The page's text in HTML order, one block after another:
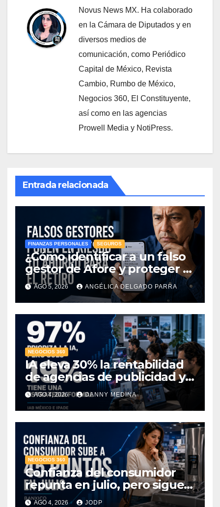
Novus News MX. Ha colaborado
en la Cámara de Diputados y en
diversos medios de
comunicación, como Periódico
Capital de México, Revista
Cambio, Rumbo de México,
Negocios 360, El Constituyente,
así como en las agencias
Prowell Media y NotiPress.
Entrada relacionada
FINANZAS PERSONALES SEGUROS
¿Cómo identificar a un falso
gestor de Afore y proteger el
ahorro para el retiro?
AGO 5, 2026 ANGÉLICA DELGADO PARRA
NEGOCIOS 360
IA eleva 30% la rentabilidad
de agencias de publicidad y
pone en jaque el cobro por
hora: IAB México e IPADE
AGO 4, 2026 DANNY MEDINA
NEGOCIOS 360
Confianza del consumidor
repunta en julio, pero sigue
por debajo de 2025: Banxico
AGO 4, 2026 JODP